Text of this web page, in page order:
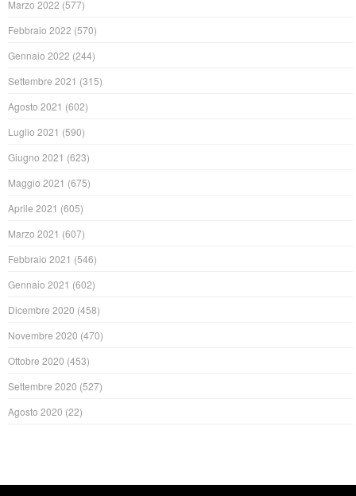
Marzo 2022 (577)
Febbraio 2022 (570)
Gennaio 2022 (244)
Settembre 2021 (315)
Agosto 2021 (602)
Luglio 2021 (590)
Giugno 2021 (623)
Maggio 2021 (675)
Aprile 2021 (605)
Marzo 2021 (607)
Febbraio 2021 (546)
Gennaio 2021 (602)
Dicembre 2020 (458)
Novembre 2020 (470)
Ottobre 2020 (453)
Settembre 2020 (527)
Agosto 2020 (22)